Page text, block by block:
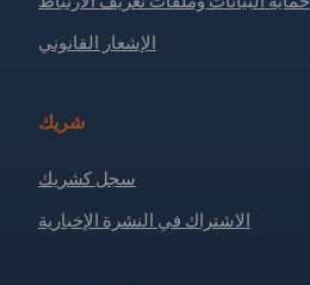
الإشعار القانوني
شريك
سجل كشريك
الاشتراك في النشرة الإخبارية